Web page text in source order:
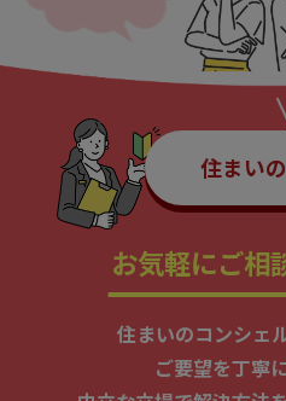
住まい
お気軽にご相
住まいのコンシェ
ご要望を丁寧